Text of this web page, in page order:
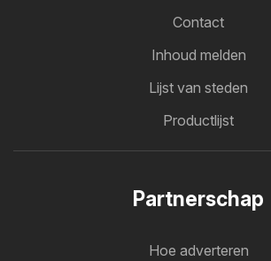
Contact
Inhoud melden
Lijst van steden
Productlijst
Partnerschap
Hoe adverteren